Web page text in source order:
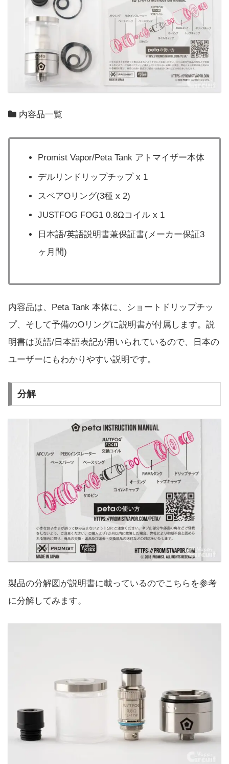
内容品一覧
Promist Vapor/Peta Tank アトマイザー本体
デルリンドリップチップ x 1
スペアOリング(3種 x 2)
JUSTFOG FOG1 0.8Ωコイル x 1
日本語/英語説明書兼保証書(メーカー保証3
ヶ月間)
内容品は、Peta Tank 本体に、ショートドリップチッ
プ、そして予備のOリングに説明書が付属します。説
明書は英語/日本語表記が用いられているので、日本の
ユーザーにもわかりやすい説明です。
分解
製品の分解図が説明書に載っているのでこちらを参考
に分解してみます。